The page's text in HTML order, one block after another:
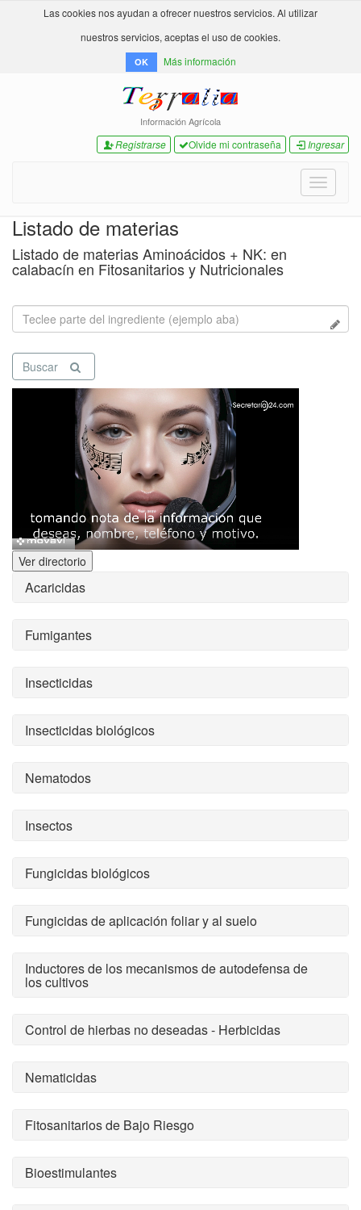
Las cookies nos ayudan a ofrecer nuestros servicios. Al utilizar
nuestros servicios, aceptas el uso de cookies.
OK Más información
Información Agrícola
Registrarse Olvide mi contraseña Ingresar
Toggle
Listado de materias
Listado de materias Aminoácidos + NK: en
calabacín en Fitosanitarios y Nutricionales
Buscar
Ver directorio
Acaricidas
Fumigantes
Insecticidas
Insecticidas biológicos
Nematodos
Insectos
Fungicidas biológicos
Fungicidas de aplicación foliar y al suelo
Inductores de los mecanismos de autodefensa de
los cultivos
Control de hierbas no deseadas - Herbicidas
Nematicidas
Fitosanitarios de Bajo Riesgo
Bioestimulantes